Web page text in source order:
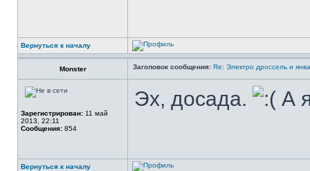
Вернуться к началу
Monster Заголовок сообщения: Re: Электро дроссель и
Зарегистрирован: 11 май
2013, 22:11
Сообщения: 854
Эх, досада. А
Вернуться к началу